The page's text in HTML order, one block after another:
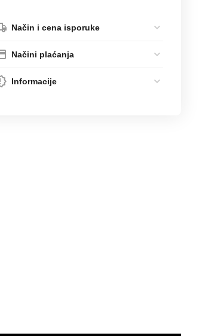
Način i cena isporuke
Načini plaćanja
Informacije